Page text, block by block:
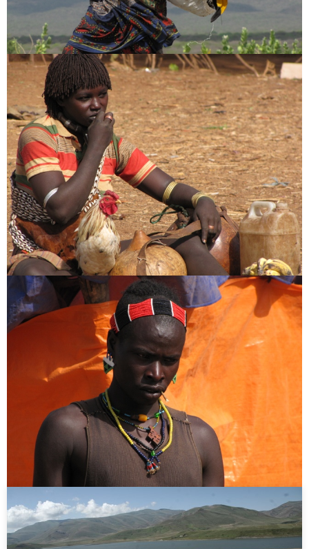
Fotók Kelet Afrika [:en]Africa[:hu]Afrika[:]
[:en]My Tour offers[:hu]Utazz velem külföldre[:] Afrika
Etiópia fotó ortodox kereszténység törzsek
utazás utazás ajánlat
About the author
Világlátott, világjárt, jártas a világban, mert világot járt.
Alternatív világjárás, alternatív világlátás.
165 ország, sok élmény, rengeteg tanulság, és
végeláthatatlan történetek. Itt a blogomban.
Related Posts